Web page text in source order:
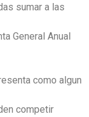
sumar a las
General Anual
como algun
competir